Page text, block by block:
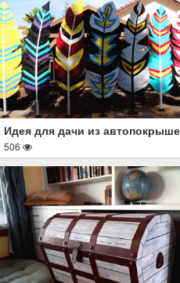
Идея для дачи из
506